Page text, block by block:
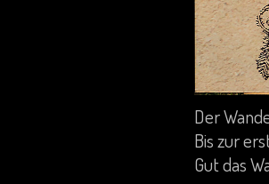
Der
Bis zur
Gut das